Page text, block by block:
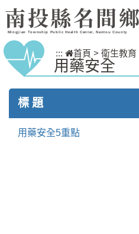
跳到主要內容區塊
南投縣名間
Mingjian Township Public Health Center, Nantou County
::: 首頁 > 衛生教育
用藥安全
標 題
用藥安全5重點